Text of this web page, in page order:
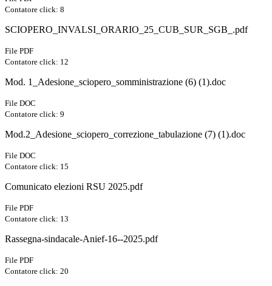
Contatore click: 8
SCIOPERO_INVALSI_ORARIO_25_CUB_SUR_SGB_.pdf
File PDF
Contatore click: 12
Mod. 1_Adesione_sciopero_somministrazione (6) (1).doc
File DOC
Contatore click: 9
Mod.2_Adesione_sciopero_correzione_tabulazione (7) (1).doc
File DOC
Contatore click: 15
Comunicato elezioni RSU 2025.pdf
File PDF
Contatore click: 13
Rassegna-sindacale-Anief-16--2025.pdf
File PDF
Contatore click: 20